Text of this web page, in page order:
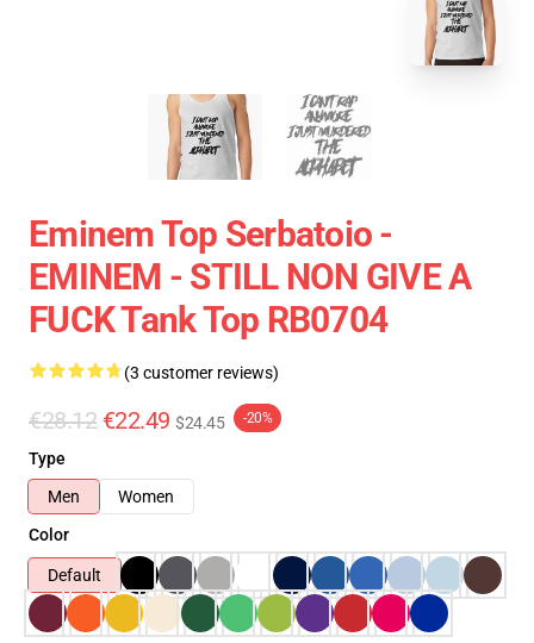
Eminem Top Serbatoio -
EMINEM - STILL NON GIVE A
FUCK Tank Top RB0704
(3 customer reviews)
€28.12 €22.49 $24.45 -20%
Type
Men
Women
Color
Default